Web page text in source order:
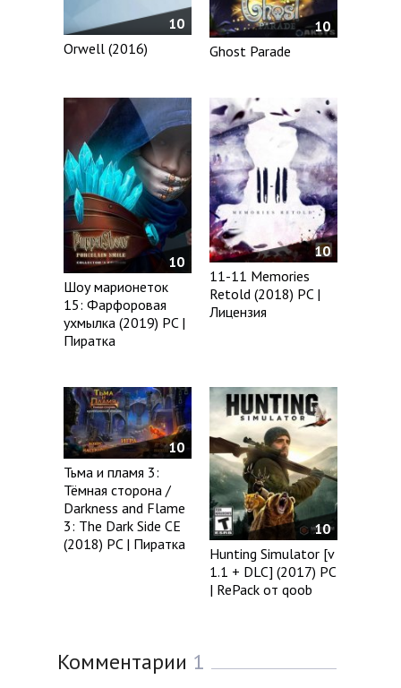
10
Orwell (2016)
10
Ghost Parade
10
Шоу марионеток
15: Фарфоровая
ухмылка (2019) PC |
Пиратка
10
11-11 Memories
Retold (2018) PC |
Лицензия
10
Тьма и пламя 3:
Тёмная сторона /
Darkness and Flame
3: The Dark Side CE
(2018) PC | Пиратка
10
Hunting Simulator [v
1.1 + DLC] (2017) PC
| RePack от qoob
Комментарии 1